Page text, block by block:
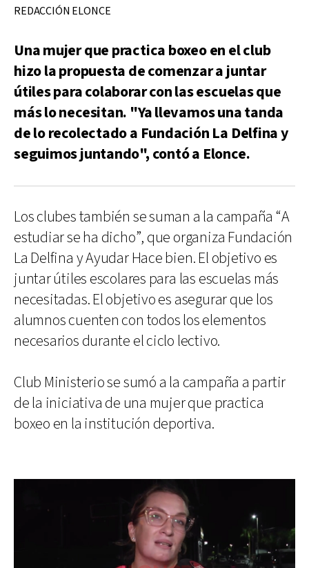
REDACCIÓN ELONCE
Una mujer que practica boxeo en el club
hizo la propuesta de comenzar a juntar
útiles para colaborar con las escuelas que
más lo necesitan. "Ya llevamos una tanda
de lo recolectado a Fundación La Delfina y
seguimos juntando", contó a Elonce.
Los clubes también se suman a la campaña “A
estudiar se ha dicho”, que organiza Fundación
La Delfina y Ayudar Hace bien. El objetivo es
juntar útiles escolares para las escuelas más
necesitadas. El objetivo es asegurar que los
alumnos cuenten con todos los elementos
necesarios durante el ciclo lectivo.
Club Ministerio se sumó a la campaña a partir
de la iniciativa de una mujer que practica
boxeo en la institución deportiva.